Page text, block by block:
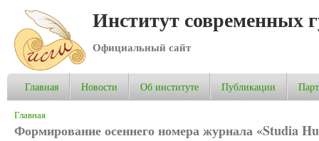
Институт современных
Официальный сайт
Главная Новости Об институте Публикации
Вы здесь
Главная
Формирование осеннего номера журнала «Studia